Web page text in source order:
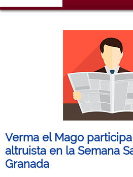
Verma el Mago
altruista en la Semana
Granada